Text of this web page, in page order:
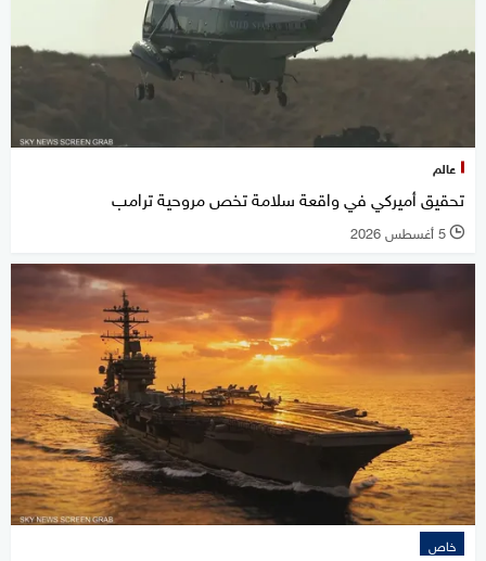
عالم
تحقيق أميركي في واقعة سلامة تخص مروحية ترامب
l 5 أغسطس 2026
خاص